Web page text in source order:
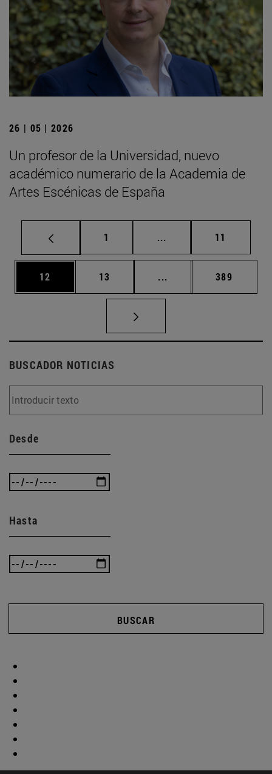
26 | 05 | 2026
Un profesor de la Universidad, nuevo
académico numerario de la Academia de
Artes Escénicas de España
Página
1 ... Páginas intermedias
Página
11
Página
12 Página
13 ... Páginas intermedias
Página
389
BUSCADOR NOTICIAS
Desde
Hasta
BUSCAR